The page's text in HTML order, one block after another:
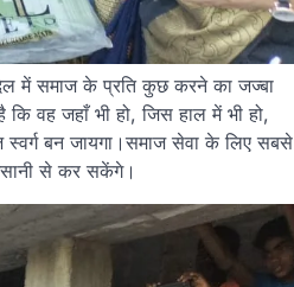
में समाज के प्रति कुछ करने का जज्बा
वह जहाँ भी हो, जिस हाल में भी हो,
बन जायगा।समाज सेवा के लिए सबसे
से कर सकेंगे।